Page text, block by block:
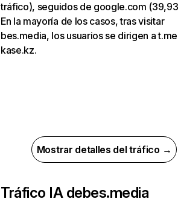
tráfico), seguidos de google.com
En la mayoría de los casos, tras visitar
bes.media, los usuarios se dirigen a
kase.kz.
Mostrar detalles del tráfico →
Tráfico IA debes.media